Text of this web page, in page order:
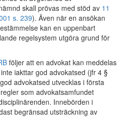
skall prövas med stöd av 11
s. 239). Även när en ansökan
kan en uppenbart
regelsystem utgöra grund för
följer att en advokat kan meddelas
iakttar god advokatsed (jfr 4 §
advokatsed utvecklas i första
som advokatsamfundet
Innebörden i
begränsad utsträckning av